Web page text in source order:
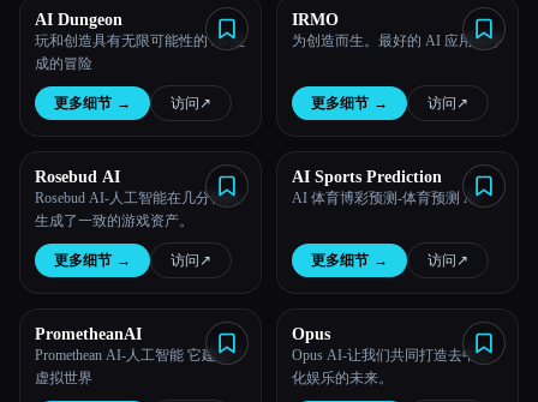
AI Dungeon
玩和创造具有无限可能性的 AI 生
成的冒险
更多细节 → 访问 ↗︎
IRMO
为创造而生。最好的 AI 应用程序
更多细节 → 访问 ↗︎
Rosebud AI
Rosebud AI-人工智能在几分钟内
生成了一致的游戏资产。
更多细节 → 访问 ↗︎
AI Sports Prediction
AI 体育博彩预测-体育预测 AI
更多细节 → 访问 ↗︎
PrometheanAI
Promethean AI-人工智能 它建立了
虚拟世界
Opus
Opus AI-让我们共同打造去中心
化娱乐的未来。